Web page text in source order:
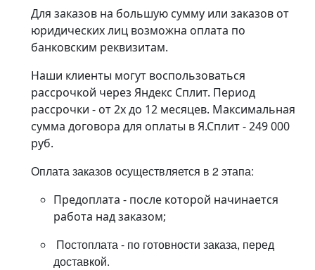
Для заказов на большую сумму или заказов от
юридических лиц возможна оплата по
банковским реквизитам.
Наши клиенты могут воспользоваться
рассрочкой через Яндекс Сплит. Период
рассрочки - от 2х до 12 месяцев. Максимальная
сумма договора для оплаты в Я.Сплит - 249 000
руб.
Оплата заказов осуществляется в 2 этапа:
Предоплата - после которой начинается
работа над заказом;
Постоплата - по готовности заказа, перед
доставкой.